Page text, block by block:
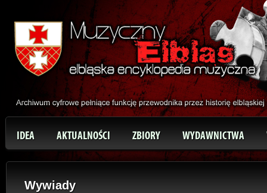
IDEA AKTUALNOŚCI ZBIORY WYDAWNICTWA
Wywiady